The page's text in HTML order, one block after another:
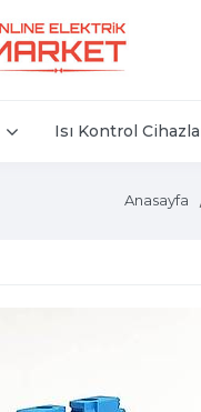
Isı Kontrol
Anasayfa